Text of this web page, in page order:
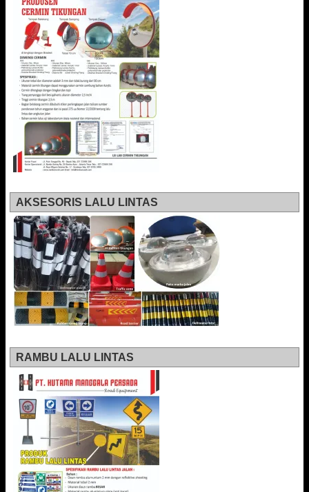
AKSESORIS LALU LINTAS
RAMBU LALU LINTAS